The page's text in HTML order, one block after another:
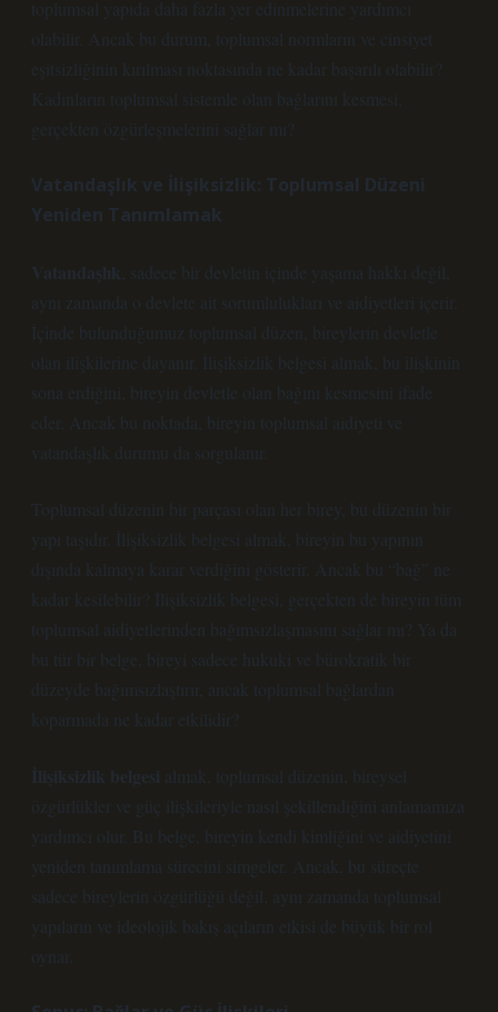
toplumsal yapıda daha fazla yer edinmelerine yardımcı
olabilir. Ancak bu durum, toplumsal normların ve cinsiyet
eşitsizliğinin kırılması noktasında ne kadar başarılı olabilir?
Kadınların toplumsal sistemle olan bağlarını kesmesi,
gerçekten özgürleşmelerini sağlar mı?
Vatandaşlık ve İlişiksizlik: Toplumsal Düzeni
Yeniden Tanımlamak
Vatandaşlık , sadece bir devletin içinde yaşama hakkı değil,
aynı zamanda o devlete ait sorumlulukları ve aidiyetleri içerir.
İçinde bulunduğumuz toplumsal düzen, bireylerin devletle
olan ilişkilerine dayanır. İlişiksizlik belgesi almak, bu ilişkinin
sona erdiğini, bireyin devletle olan bağını kesmesini ifade
eder. Ancak bu noktada, bireyin toplumsal aidiyeti ve
vatandaşlık durumu da sorgulanır.
Toplumsal düzenin bir parçası olan her birey, bu düzenin bir
yapı taşıdır. İlişiksizlik belgesi almak, bireyin bu yapının
dışında kalmaya karar verdiğini gösterir. Ancak bu “bağ” ne
kadar kesilebilir? İlişiksizlik belgesi, gerçekten de bireyin tüm
toplumsal aidiyetlerinden bağımsızlaşmasını sağlar mı? Ya da
bu tür bir belge, bireyi sadece hukuki ve bürokratik bir
düzeyde bağımsızlaştırır, ancak toplumsal bağlardan
koparmada ne kadar etkilidir?
İlişiksizlik belgesi almak, toplumsal düzenin, bireysel
özgürlükler ve güç ilişkileriyle nasıl şekillendiğini anlamamıza
yardımcı olur. Bu belge, bireyin kendi kimliğini ve aidiyetini
yeniden tanımlama sürecini simgeler. Ancak, bu süreçte
sadece bireylerin özgürlüğü değil, aynı zamanda toplumsal
yapıların ve ideolojik bakış açıların etkisi de büyük bir rol
oynar.